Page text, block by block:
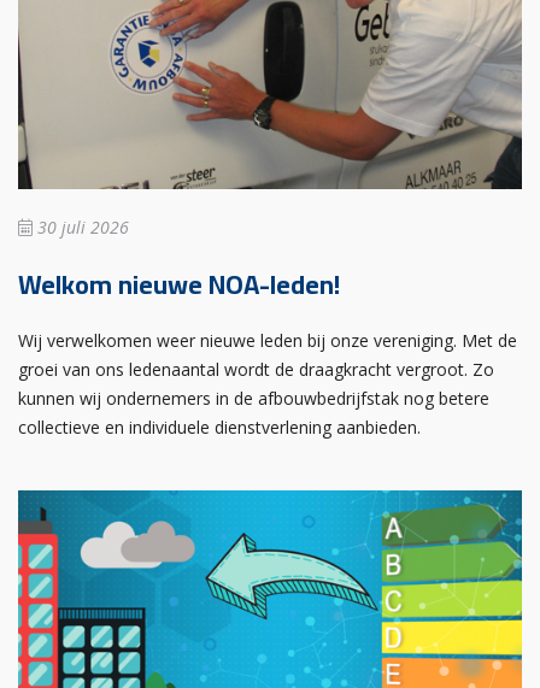
30 juli 2026
Welkom nieuwe NOA-leden!
Wij verwelkomen weer nieuwe leden bij onze vereniging. Met de
groei van ons ledenaantal wordt de draagkracht vergroot. Zo
kunnen wij ondernemers in de afbouwbedrijfstak nog betere
collectieve en individuele dienstverlening aanbieden.